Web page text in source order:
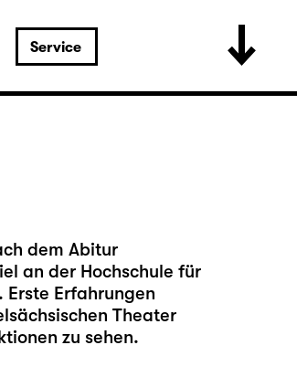
Service
dem Abitur
an der Hochschule für
Erste Erfahrungen
Theater
zu sehen.